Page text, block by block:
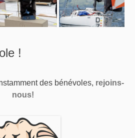
!
des bénévoles, rejoins-
nous!